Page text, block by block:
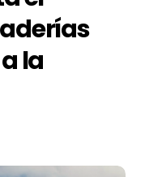
la